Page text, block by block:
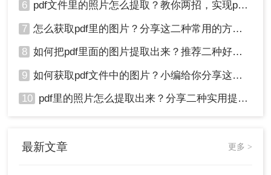
6 pdf文件里的照片怎么提取？教你两招，实现pdf文档翻转自由！
7 怎么获取pdf里的图片？分享这二种常用的方法！
8 如何把pdf里面的图片提取出来？推荐二种好用的方法！
9 如何获取pdf文件中的图片？小编给你分享这三种简单的方法!！
10 pdf里的照片怎么提取出来？分享二种实用提取方法！
最新文章 更多 >